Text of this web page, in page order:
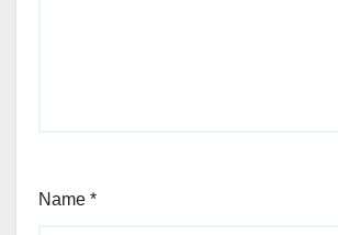
Name *